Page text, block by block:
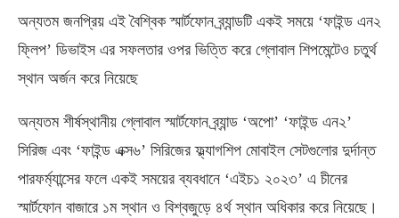
অন্যতম জনপ্রিয় এই বৈশ্বিক স্মার্টফোন ব্র্যান্ডটি একই সময়ে ‘ফাইন্ড এন২
ফ্লিপ’ ডিভাইস এর সফলতার ওপর ভিত্তি করে গ্লোবাল শিপমেন্টেও চতুর্থ
স্থান অর্জন করে নিয়েছে
অন্যতম শীর্ষস্থানীয় গ্লোবাল স্মার্টফোন ব্র্যান্ড ‘অপো’ ‘ফাইন্ড এন২’
সিরিজ এবং ‘ফাইন্ড এক্স৬’ সিরিজের ফ্ল্যাগশিপ মোবাইল সেটগুলোর দুর্দান্ত
পারফর্ম্যান্সের ফলে একই সময়ের ব্যবধানে ‘এইচ১ ২০২৩’ এ চীনের
স্মার্টফোন বাজারে ১ম স্থান ও বিশ্বজুড়ে ৪র্থ স্থান অধিকার করে নিয়েছে।